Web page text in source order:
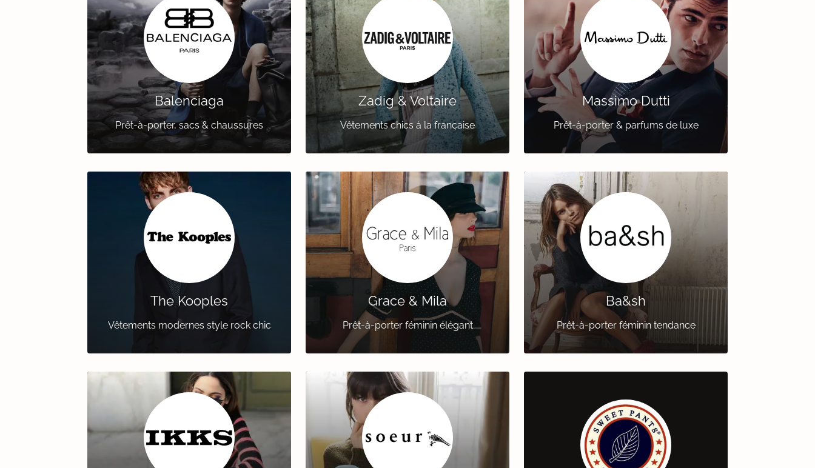
Balenciaga
Prêt-à-porter, sacs & chaussures
Zadig & Voltaire
Vêtements chics à la française
Massimo Dutti
Prêt-à-porter & parfums de luxe
The Kooples
Vêtements modernes style rock chic
Grace & Mila
Prêt-à-porter féminin élégant
Ba&sh
Prêt-à-porter féminin tendance